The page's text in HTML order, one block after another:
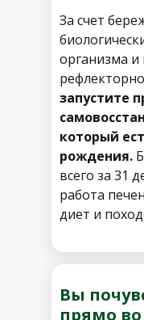
За счет
организма
запустите
который
рождения.
всего за 31
работа
диет и
Вы
прямо